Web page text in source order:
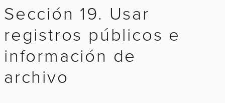
Sección 19. Usar
registros públicos e
información de
archivo